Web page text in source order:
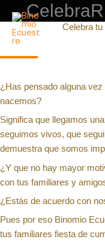
al
contenido
Celebra
¿Has pensado alguna
nacemos?
Significa que llegamos
seguimos vivos, que
demuestra que somos
¿Y que no hay mayor
con tus familiares y
¿Estás de acuerdo con
Pues por eso Binomio
tus familiares fiesta de
EVENTOS